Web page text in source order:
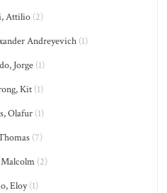
Attilio(2)
Andreyevich(1)
Jorge (1)
Kit (1)
Olafur(1)
(7)
(2)
Eloy(1)